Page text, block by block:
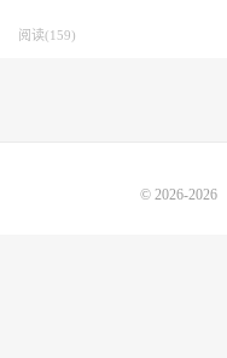
阅读(159)
© 2026-2026